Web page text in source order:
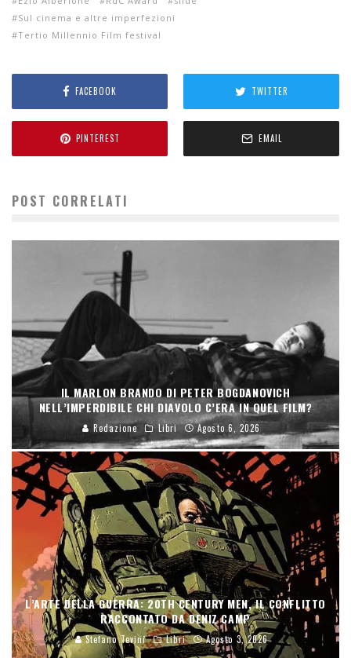
Sul cinema e altre imperfezioni
Tertio Millennio Film festival
FACEBOOK TWITTER
PINTEREST EMAIL
POST CORRELATI
IL MARLON BRANDO DI PETER BOGDANOVICH
NELL’IMPERDIBILE CHI DIAVOLO C’ERA IN QUEL FILM?
Redazione Libri Agosto 6, 2026
L’ARTE DELLA GUERRA: 20TH CENTURY MEN, IL CONFLITTO
RACCONTATO DA DENIZ CAMP
Stefano Tevini Libri Agosto 3, 2026